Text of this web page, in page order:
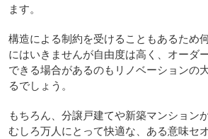
ます。
構造による制約を受けることもあるため
にはいきませんが自由度は高く、オーダ
できる場合があるのもリノベーションの
るでしょう。
もちろん、分譲戸建てや新築マンション
むしろ万人にとって快適な、ある意味セ